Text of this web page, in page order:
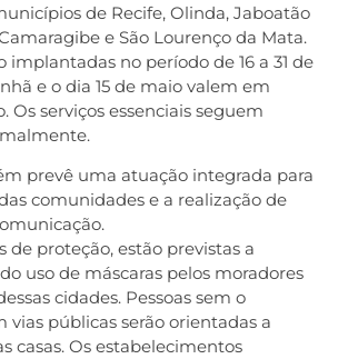
de Recife, Olinda, Jaboatão
e São Lourenço da Mata.
implantadas no período de 16 a 31 de
e o dia 15 de maio valem em
Os serviços essenciais seguem
prevê uma atuação integrada para
comunidades e a realização de
de proteção, estão previstas a
uso de máscaras pelos moradores
cidades. Pessoas sem o
públicas serão orientadas a
casas. Os estabelecimentos